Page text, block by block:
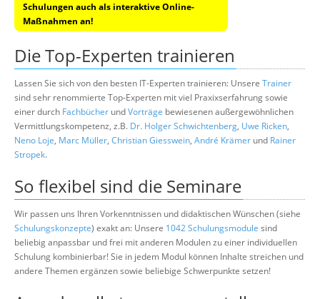
Schulungen auch als interaktive Online-
Maßnahmen an!
Die Top-Experten trainieren
Lassen Sie sich von den besten IT-Experten trainieren: Unsere Trainer
sind sehr renommierte Top-Experten mit viel Praxixserfahrung sowie
einer durch Fachbücher undVorträge bewiesenen außergewöhnlichen
Vermittlungskompetenz, z.B. Dr. Holger Schwichtenberg, Uwe Ricken,
Neno Loje, Marc Müller, Christian Giesswein, André Krämer und Rainer
Stropek.
So flexibel sind die Seminare
Wir passen uns Ihren Vorkenntnissen und didaktischen Wünschen (siehe
Schulungskonzepte) exakt an: Unsere 1042 Schulungsmodule sind
beliebig anpassbar und frei mit anderen Modulen zu einer individuellen
Schulung kombinierbar! Sie in jedem Modul können Inhalte streichen und
andere Themen ergänzen sowie beliebige Schwerpunkte setzen!